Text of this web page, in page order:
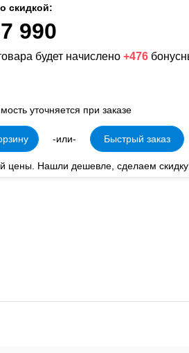
скидкой:
990
будет начислено +476
уточняется при заказе
-или- Быстрый заказ
цены. Нашли дешевле, сделаем